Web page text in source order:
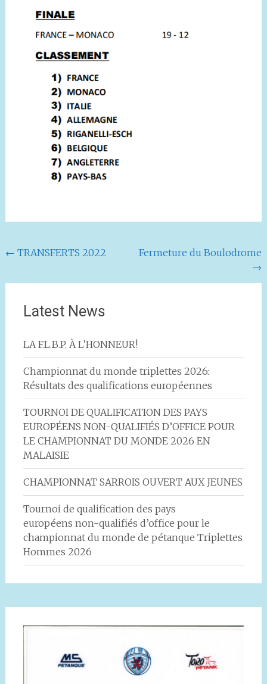
Navigation
← TRANSFERTS 2022
Fermeture du Boulodrome
→
Latest News
LA F.L.B.P. À L’HONNEUR!
Championnat du monde triplettes 2026:
Résultats des qualifications européennes
TOURNOI DE QUALIFICATION DES PAYS
EUROPÉENS NON-QUALIFIÉS D’OFFICE POUR
LE CHAMPIONNAT DU MONDE 2026 EN
MALAISIE
CHAMPIONNAT SARROIS OUVERT AUX JEUNES
Tournoi de qualification des pays
européens non-qualifiés d’office pour le
championnat du monde de pétanque Triplettes
Hommes 2026